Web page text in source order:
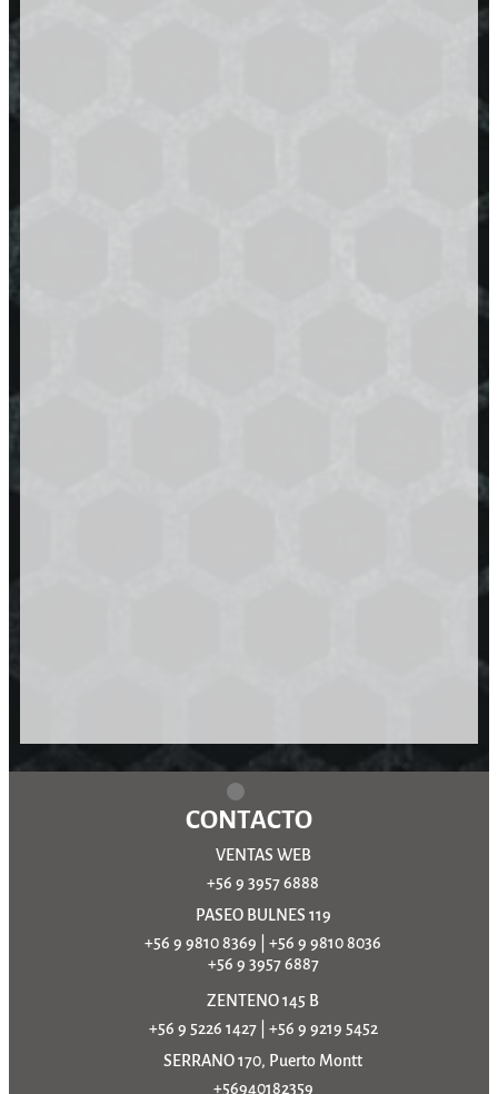
CONTACTO
VENTAS WEB
+56 9 3957 6888
PASEO BULNES 119
+56 9 9810 8369
+56 9 9810 8036
+56 9 3957 6887
ZENTENO 145 B
+56 9 5226 1427| +56 9 9219 5452
SERRANO 170, Puerto Montt
+56940182359